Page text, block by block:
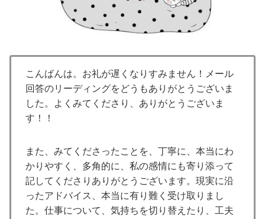
こんばんは。お礼が遅くなりすみません！メール
回答のリーディングをどうもありがとうございま
した。よくみてくださり、ありがとうございま
す！！
また、みてくださったことを、丁寧に、本当にわ
かりやすく、多角的に、私の感情にも寄り添って
記してくださりありがとうございます。現実に沿
ったアドバイス、本当に有り難く受け取りまし
た。仕事について、気持ちを切り替えたり、工夫